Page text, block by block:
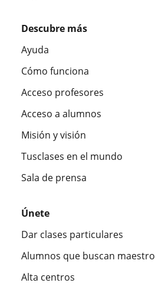
Descubre más
Ayuda
Cómo funciona
Acceso profesores
Acceso a alumnos
Misión y visión
Tusclases en el mundo
Sala de prensa
Únete
Dar clases particulares
Alumnos que buscan maestro
Alta centros